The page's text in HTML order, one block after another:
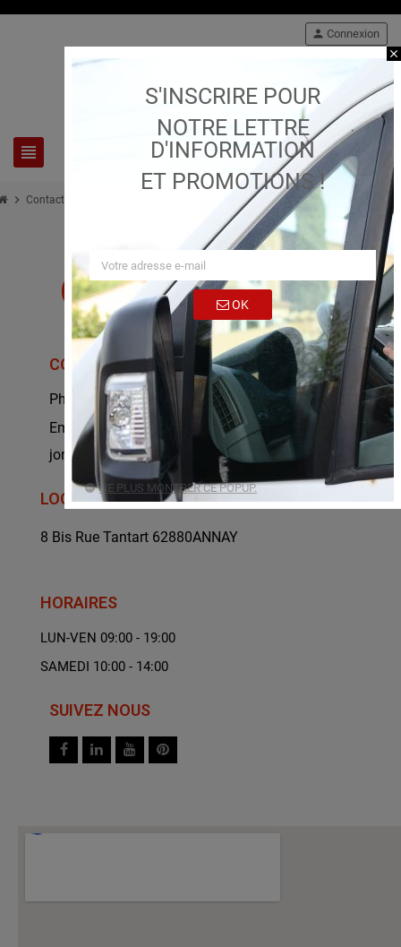
view_headline search
person Connexion
chevron_right Contactez-nous
Contactez nous
CONTACT
Phone : 0619035570
Email :
jonathan.germe@gmail.com
LOCATION
8 Bis Rue Tantart 62880ANNAY
HORAIRES
LUN-VEN 09:00 - 19:00
SAMEDI 10:00 - 14:00
SUIVEZ NOUS
close
S'INSCRIRE POUR
NOTRE LETTRE
D'INFORMATION
ET PROMOTIONS !
OK
NE PLUS MONTRER CE POPUP.